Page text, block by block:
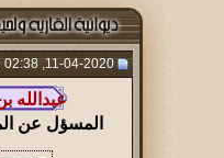
11-04-2020, 02:38 PM
المسؤل عن